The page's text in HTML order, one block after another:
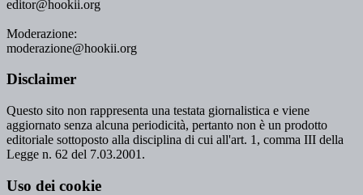
editor@hookii.org
Moderazione:
moderazione@hookii.org
Disclaimer
Questo sito non rappresenta una testata giornalistica e viene
aggiornato senza alcuna periodicità, pertanto non è un prodotto
editoriale sottoposto alla disciplina di cui all'art. 1, comma III della
Legge n. 62 del 7.03.2001.
Uso dei cookie